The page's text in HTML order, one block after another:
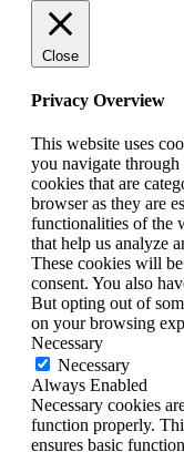
Close
Privacy Overview
This website uses
you navigate
cookies that are
browser as they are
functionalities of the
that help us analyze
These cookies will
consent. You also
But opting out of
on your browsing
Necessary
Necessary
Always Enabled
Necessary cookies
function properly.
ensures basic